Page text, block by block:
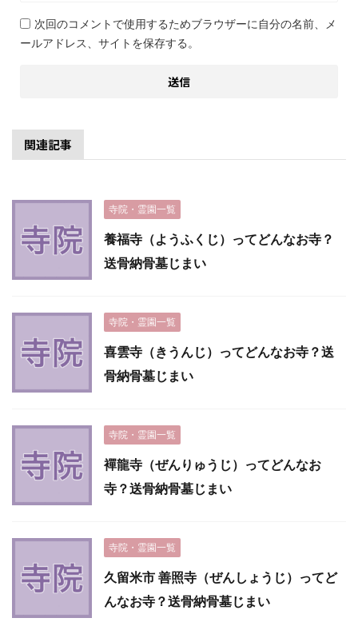
次回のコメントで使用するためブラウザーに自分の名前、メ
ールアドレス、サイトを保存する。
関連記事
寺院・霊園一覧
養福寺（ようふくじ）ってどんなお寺？
送骨納骨墓じまい
寺院・霊園一覧
喜雲寺（きうんじ）ってどんなお寺？送
骨納骨墓じまい
寺院・霊園一覧
襌龍寺（ぜんりゅうじ）ってどんなお
寺？送骨納骨墓じまい
寺院・霊園一覧
久留米市 善照寺（ぜんしょうじ）ってど
んなお寺？送骨納骨墓じまい